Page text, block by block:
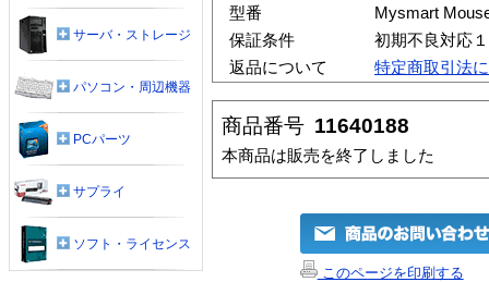
型番
Mysmart
保証条件
初期不良対応
返品について
特定商取引法
商品番号 11640188
本商品は販売を終了しました
このページを印刷する
サーバ・ストレージ
パソコン・周辺機器
PCパーツ
サプライ
ソフト・ライセンス